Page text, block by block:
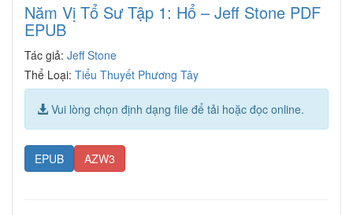
Năm Vị Tổ Sư Tập 1: Hổ – Jeff Stone PDF
EPUB
Tác giả: Jeff Stone
Thể Loại: Tiểu Thuyết Phương Tây
Vui lòng chọn định dạng file để tải hoặc đọc online.
EPUB AZW3